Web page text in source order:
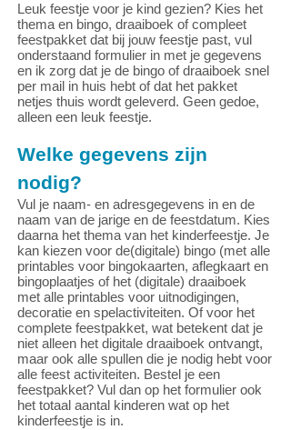
Leuk feestje voor je kind gezien? Kies het
thema en bingo, draaiboek of compleet
feestpakket dat bij jouw feestje past, vul
onderstaand formulier in met je gegevens
en ik zorg dat je de bingo of draaiboek snel
per mail in huis hebt of dat het pakket
netjes thuis wordt geleverd. Geen gedoe,
alleen een leuk feestje.
Welke gegevens zijn
nodig?
Vul je naam- en adresgegevens in en de
naam van de jarige en de feestdatum. Kies
daarna het thema van het kinderfeestje. Je
kan kiezen voor de(digitale) bingo (met alle
printables voor bingokaarten, aflegkaart en
bingoplaatjes of het (digitale) draaiboek
met alle printables voor uitnodigingen,
decoratie en spelactiviteiten. Of voor het
complete feestpakket, wat betekent dat je
niet alleen het digitale draaiboek ontvangt,
maar ook alle spullen die je nodig hebt voor
alle feest activiteiten. Bestel je een
feestpakket? Vul dan op het formulier ook
het totaal aantal kinderen wat op het
kinderfeestje is in.